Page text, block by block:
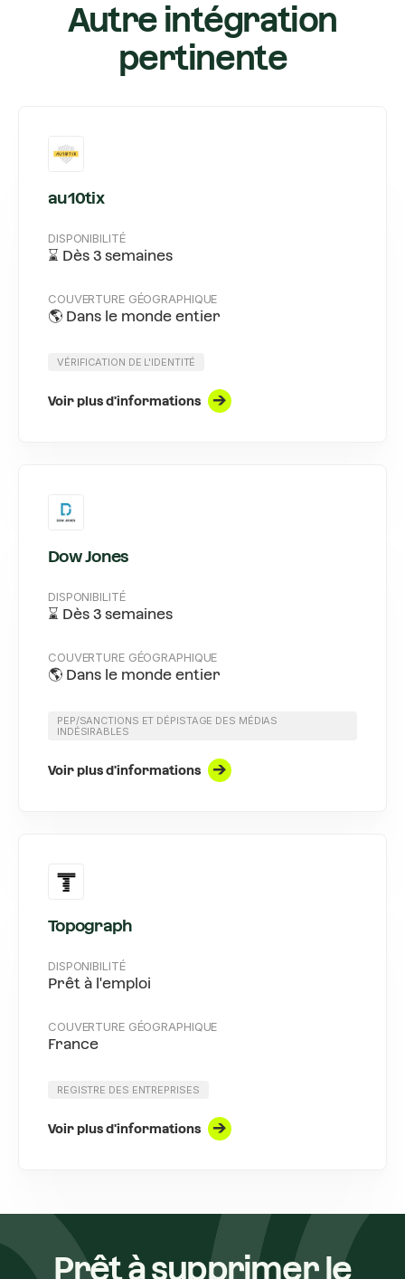
Autre intégration
pertinente
au10tix
DISPONIBILITÉ
⌛ Dès 3 semaines
COUVERTURE GÉOGRAPHIQUE
🌎 Dans le monde entier
VÉRIFICATION DE L'IDENTITÉ
Voir plus d'informations
Dow Jones
DISPONIBILITÉ
⌛ Dès 3 semaines
COUVERTURE GÉOGRAPHIQUE
🌎 Dans le monde entier
PEP/SANCTIONS ET DÉPISTAGE DES MÉDIAS
INDÉSIRABLES
Voir plus d'informations
Topograph
DISPONIBILITÉ
Prêt à l'emploi
COUVERTURE GÉOGRAPHIQUE
France
REGISTRE DES ENTREPRISES
Voir plus d'informations
Prêt à supprimer le